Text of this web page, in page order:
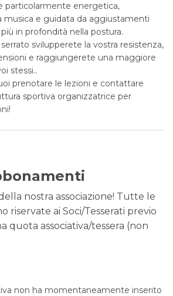
particolarmente energetica,
musica e guidata da aggiustamenti
in profondità nella postura.
svilupperete la vostra resistenza,
e raggiungerete una maggiore
stessi..
prenotare le lezioni e contattare
sportiva organizzatrice per
nostra associazione! Tutte le
riservate ai Soci/Tesserati previo
quota associativa/tessera (non
non ha momentaneamente inserito